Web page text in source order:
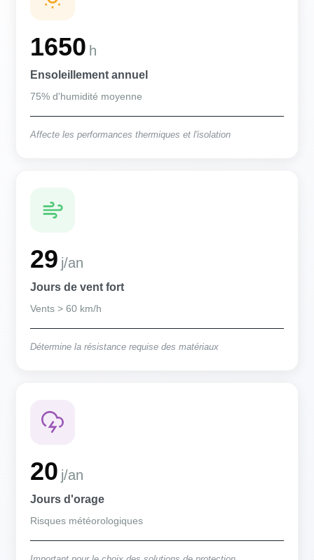
1650 h
Ensoleillement annuel
75% d'humidité moyenne
Affecte les performances thermiques et l'isolation
29 j/an
Jours de vent fort
Vents > 60 km/h
Détermine la résistance requise des matériaux
20 j/an
Jours d'orage
Risques météorologiques